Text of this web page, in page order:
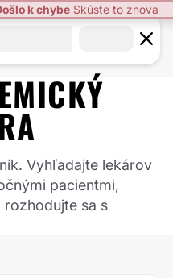
Vyhľadajte lekárov
pacientmi,
rozhodujte sa s